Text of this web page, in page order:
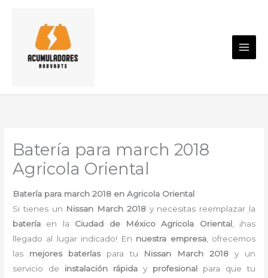
contenido
Batería para march 2018
Agricola Oriental
Batería para march 2018 en Agricola Oriental
Si tienes un Nissan March 2018y necesitas reemplazar la
batería en la Ciudad de México Agricola Oriental, ¡has
llegado al lugar indicado! En nuestra empresa, ofrecemos
las mejores bateríaspara tu Nissan March 2018 y un
servicio de instalación rápida y profesional para que tu